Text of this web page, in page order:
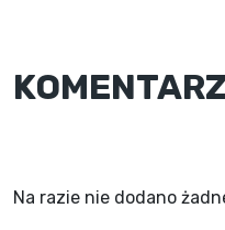
Na razie nie dodano